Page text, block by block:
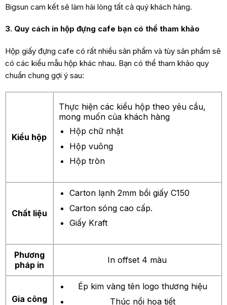
Bigsun cam kết sẽ làm hài lòng tất cả quý khách hàng.
3. Quy cách in hộp đựng cafe bạn có thể tham khảo
Hộp giấy đựng cafe có rất nhiều sản phẩm và tùy sản phẩm sẽ
có các kiểu mẫu hộp khác nhau. Bạn có thể tham khảo quy
chuẩn chung gợi ý sau:
Kiểu hộp
Thực hiện các kiểu hộp theo yêu cầu,
mong muốn của khách hàng
Hộp chữ nhật
Hộp vuông
Hộp tròn
Chất liệu
Carton lạnh 2mm bồi giấy C150
Carton sóng cao cấp.
Giấy Kraft
Phương
pháp in
In offset 4 màu
Gia công
Ép kimvàng tên logo thương hiệu
Thúc nổi họa tiết